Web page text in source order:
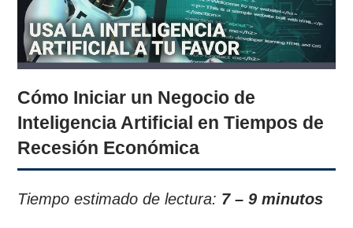
Cómo Iniciar un Negocio de
Inteligencia Artificial en Tiempos de
Recesión Económica
Tiempo estimado de lectura: 7 – 9 minutos